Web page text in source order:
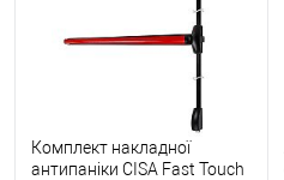
Комплект накладної
антипаніки CISA Fast Touch